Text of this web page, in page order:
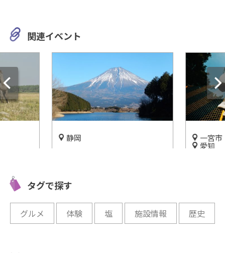
関連イベント
静岡
開催中
一宮市
愛知
タグで探す
グルメ 体験 塩 施設情報 歴史